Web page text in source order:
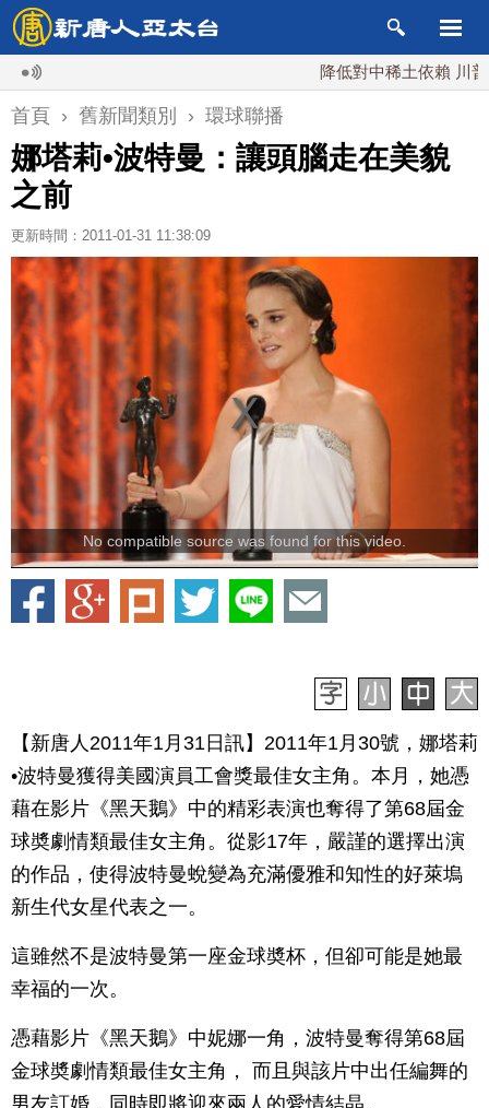
降低對中稀土依賴 川普宣
首頁 › 舊新聞類別 › 環球聯播
娜塔莉•波特曼：讓頭腦走在美貌
之前
更新時間：2011-01-31 11:38:09
No compatible source was found for this video.
【新唐人2011年1月31日訊】2011年1月30號，娜塔莉
•波特曼獲得美國演員工會獎最佳女主角。本月，她憑
藉在影片《黑天鵝》中的精彩表演也奪得了第68屆金
球奬劇情類最佳女主角。從影17年，嚴謹的選擇出演
的作品，使得波特曼蛻變為充滿優雅和知性的好萊塢
新生代女星代表之一。
這雖然不是波特曼第一座金球奬杯，但卻可能是她最
幸福的一次。
憑藉影片《黑天鵝》中妮娜一角，波特曼奪得第68屆
金球奬劇情類最佳女主角， 而且與該片中出任編舞的